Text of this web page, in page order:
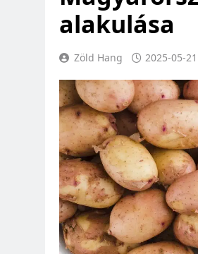
alakulása
Zöld Hang 2025-05-21